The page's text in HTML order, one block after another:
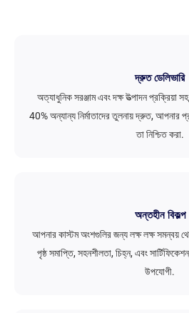
দ্রুত ডেলিভারি
অত্যাধুনিক সরঞ্জাম এবং দক্ষ উত্পাদন প্রক্রিয়া
40% অন্যান্য নির্মাতাদের তুলনায় দ্রুত, আপনার
তা নিশ্চিত করা.
অন্তহীন বিকল্প
আপনার কাস্টম অংশগুলির জন্য লক্ষ লক্ষ সমন্বয়
পৃষ্ঠ সমাপ্তি, সহনশীলতা, চিহ্ন, এবং
উপযোগী.